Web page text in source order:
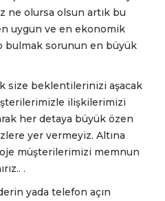
ne olursa olsun artık bu
uygun ve en ekonomik
bulmak sorunun en büyük
size beklentilerinizi aşacak
ilişkilerimizi
her detaya büyük özen
yer vermeyiz. Altına
müşterilerimizi memnun
.
yada telefon açın